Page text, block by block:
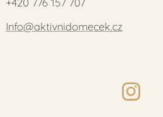
Info@aktivnidomecek.cz